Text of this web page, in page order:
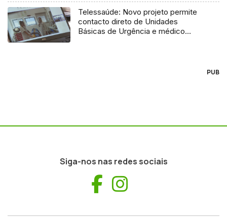
Telessaúde: Novo projeto permite
contacto direto de Unidades
Básicas de Urgência e médico
PUB
Siga-nos nas redes sociais
Facebook